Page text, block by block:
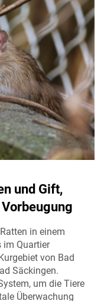
und Gift,
in einem
im Quartier
von Bad
Säckingen.
um die Tiere
Überwachung